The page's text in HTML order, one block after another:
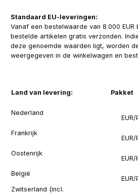
Standaard EU-leveringen:
Vanaf een bestelwaarde van 8.000
bestelde artikelen gratis verzonden.
deze genoemde waarden ligt, worden
weergegeven in de winkelwagen en
Land van levering: Pakket
Nederland
Frankrijk
Oostenrijk
België
Zwitserland (incl.